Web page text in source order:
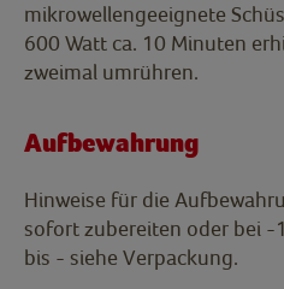
mikrowellengeeignete
600 Watt ca. 10 Minuten
zweimal umrühren.
Aufbewahrung
Hinweise für die
sofort zubereiten oder bei -
bis - siehe Verpackung.